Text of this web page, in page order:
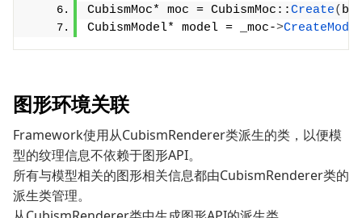
CubismMoc* moc = CubismMoc::Create(
CubismModel* model = _moc->
图形环境关联
Framework使用从CubismRenderer类派生的类，以便模
型的纹理信息不依赖于图形API。
所有与模型相关的图形相关信息都由CubismRenderer类的
派生类管理。